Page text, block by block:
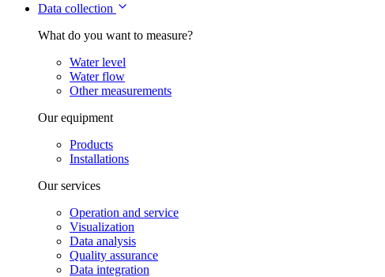
Data collection
What do you want to measure?
Water level
Water flow
Other measurements
Our equipment
Products
Installations
Our services
Operation and service
Visualization
Data analysis
Quality assurance
Data integration